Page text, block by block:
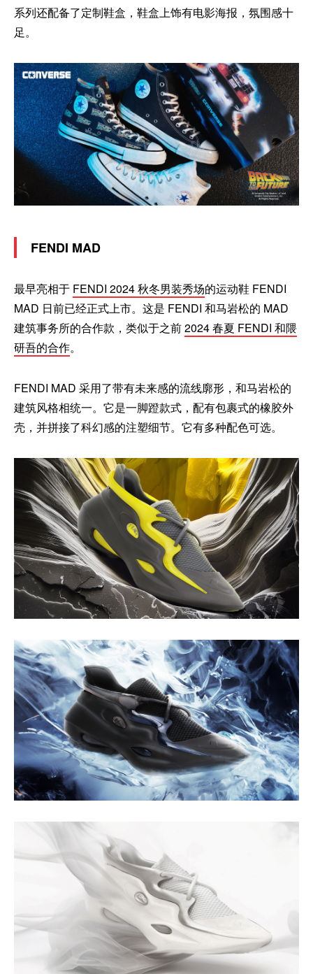
系列还配备了定制鞋盒，鞋盒上饰有电影海报，氛围感十
足。
FENDI MAD
最早亮相于 FENDI 2024 秋冬男装秀场的运动鞋 FENDI
MAD 日前已经正式上市。这是 FENDI 和马岩松的 MAD
建筑事务所的合作款，类似于之前2024 春夏 FENDI 和隈
研吾的合作。
FENDI MAD 采用了带有未来感的流线廓形，和马岩松的
建筑风格相统一。它是一脚蹬款式，配有包裹式的橡胶外
壳，并拼接了科幻感的注塑细节。它有多种配色可选。